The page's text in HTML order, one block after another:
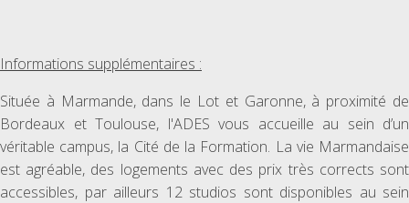
Informations supplémentaires :
Située à Marmande, dans le Lot et Garonne, à proximité de
Bordeaux et Toulouse, l'ADES vous accueille au sein d’un
véritable campus, la Cité de la Formation. La vie Marmandaise
est agréable, des logements avec des prix très corrects sont
accessibles, par ailleurs 12 studios sont disponibles au sein